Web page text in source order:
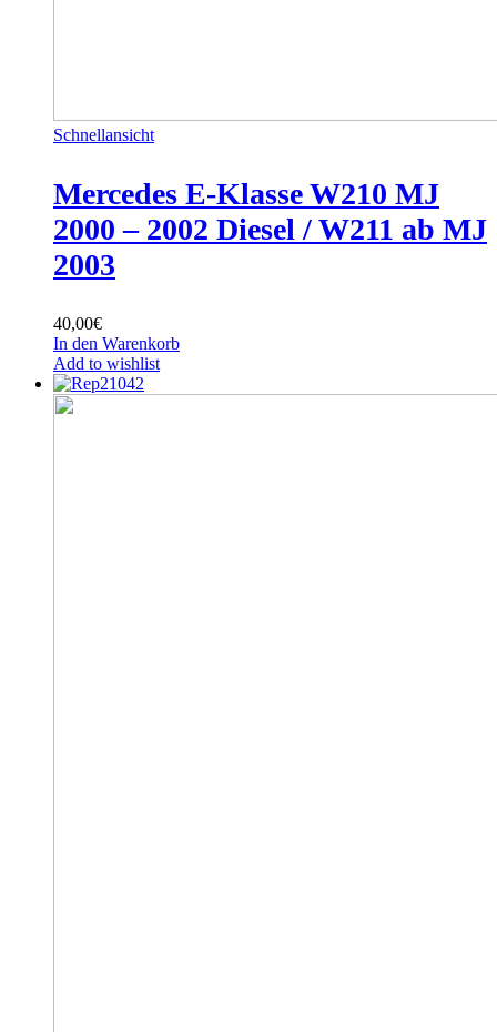
Schnellansicht
Mercedes E-Klasse W210 MJ
2000 – 2002 Diesel / W211 ab MJ
2003
40,00€
In den Warenkorb
Add to wishlist